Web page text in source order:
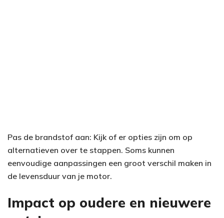
Pas de brandstof aan: Kijk of er opties zijn om op
alternatieven over te stappen. Soms kunnen
eenvoudige aanpassingen een groot verschil maken in
de levensduur van je motor.
Impact op oudere en nieuwere